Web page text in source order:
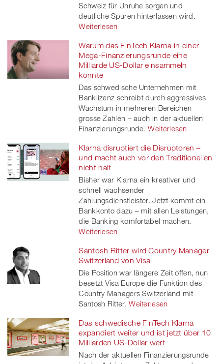
Schweiz für Unruhe sorgen und
deutliche Spuren hinterlassen wird.
Weiterlesen
Warum das FinTech Klarna in einer
Mega-Finanzierungsrunde eine
Milliarde US-Dollar einsammeln
konnte
Das schwedische Unternehmen mit
Banklizenz schreibt durch aggressives
Wachstum in mehreren Bereichen
grosse Zahlen – auch in der aktuellen
Finanzierungsrunde. Weiterlesen
Klarna disruptiert die Disruptoren –
und macht auch vor den Traditionellen
nicht halt
Bisher war Klarna ein kreativer und
schnell wachsender
Zahlungsdienstleister. Jetzt kommt ein
Bankkonto dazu – mit allen Leistungen,
die Banking komfortabel machen.
Weiterlesen
Santosh Ritter wird Country Manager
Switzerland von Visa
Die Position war längere Zeit offen, nun
besetzt Visa Europe die Funktion des
Country Managers Switzerland mit
Santosh Ritter. Weiterlesen
Das schwedische FinTech Klarna
expandiert weiter und ist jetzt über 10
Milliarden US-Dollar wert
Nach der aktuellen Finanzierungsrunde